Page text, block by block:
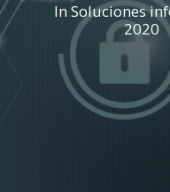
In Soluciones
2020